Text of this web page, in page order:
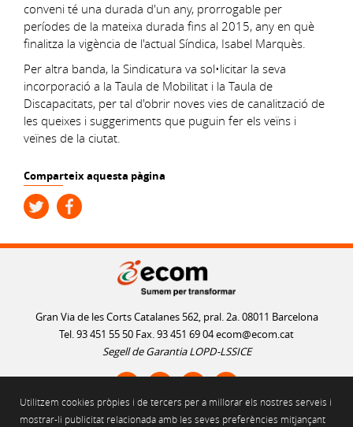
Utilitzem cookies pròpies i de tercers per a millorar els nostres serveis i
mostrar-li publicitat relacionada amb les seves preferències mitjançant
conveni té una durada d'un any, prorrogable per
períodes de la mateixa durada fins al 2015, any en què
finalitza la vigència de l'actual Síndica, Isabel Marquès.
Per altra banda, la Sindicatura va sol•licitar la seva
incorporació a la Taula de Mobilitat i la Taula de
Discapacitats, per tal d'obrir noves vies de canalització de
les queixes i suggeriments que puguin fer els veïns i
veïnes de la ciutat.
Comparteix aquesta pàgina
Gran Via de les Corts Catalanes 562, pral. 2a. 08011 Barcelona
Tel. 93 451 55 50 Fax. 93 451 69 04ecom@ecom.cat
Segell de Garantia LOPD-LSSICE
AVÍS LEGAL